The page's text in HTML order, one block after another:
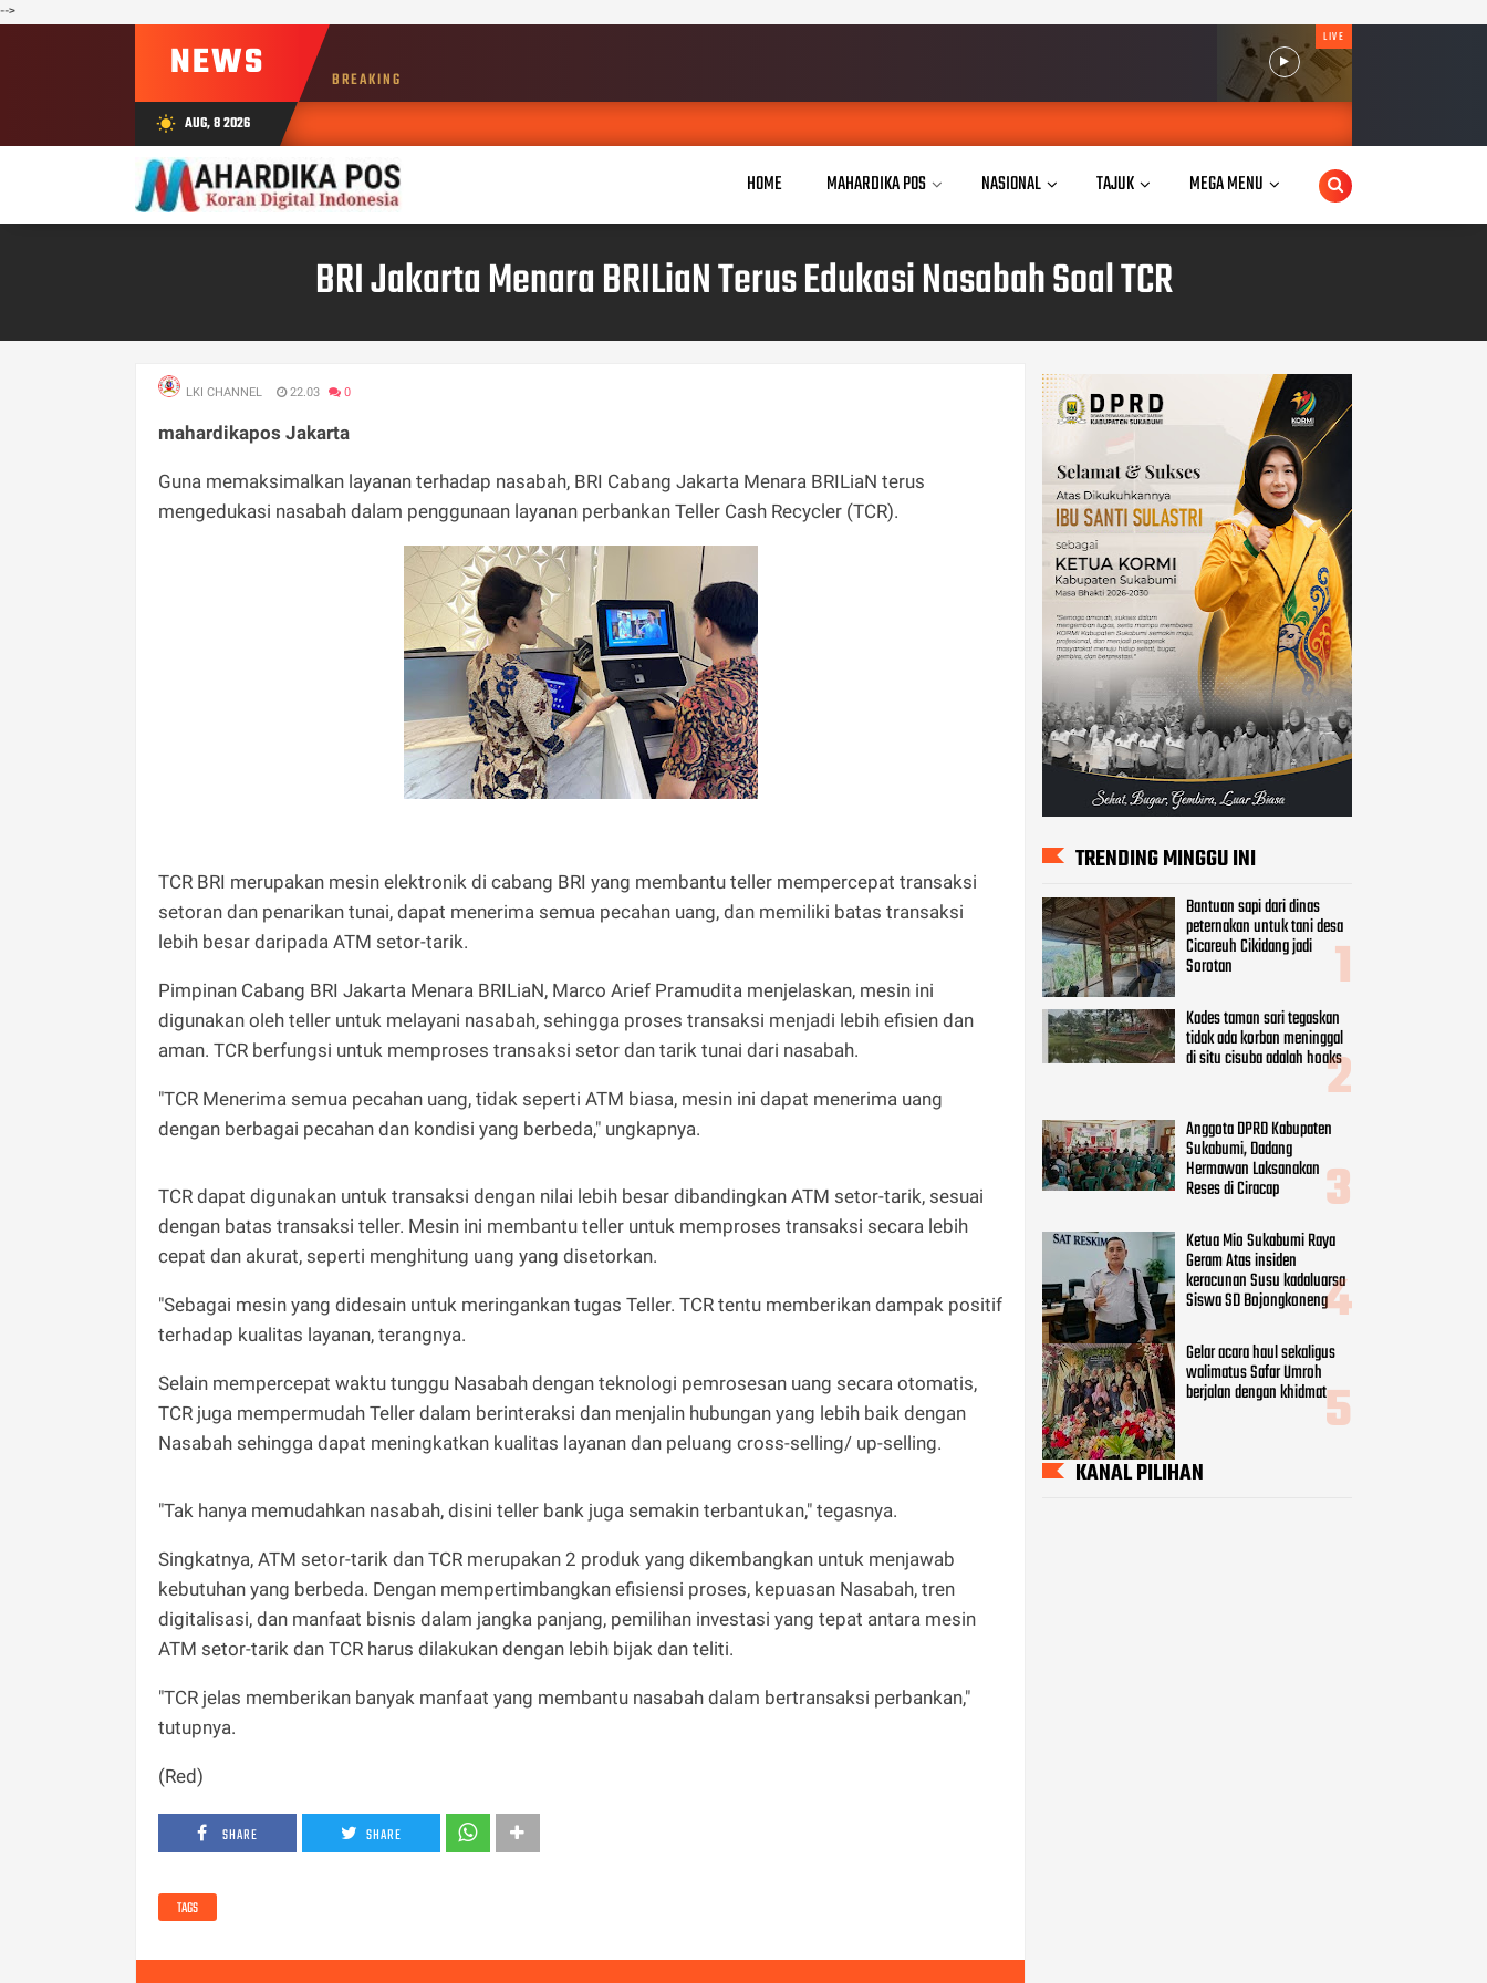
-->
NEWS BREAKING
LIVE
wb_sunny AUG, 8 2026
HOME MAHARDIKA POS NASIONAL TAJUK MEGA MENU
BRI Jakarta Menara BRILiaN Terus Edukasi Nasabah Soal TCR
LKI CHANNEL 22.03 0
mahardikapos Jakarta
Guna memaksimalkan layanan terhadap nasabah, BRI Cabang Jakarta Menara BRILiaN terus
mengedukasi nasabah dalam penggunaan layanan perbankan Teller Cash Recycler (TCR).
TCR BRI merupakan mesin elektronik di cabang BRI yang membantu teller mempercepat transaksi
setoran dan penarikan tunai, dapat menerima semua pecahan uang, dan memiliki batas transaksi
lebih besar daripada ATM setor-tarik.
Pimpinan Cabang BRI Jakarta Menara BRILiaN, Marco Arief Pramudita menjelaskan, mesin ini
digunakan oleh teller untuk melayani nasabah, sehingga proses transaksi menjadi lebih efisien dan
aman. TCR berfungsi untuk memproses transaksi setor dan tarik tunai dari nasabah.
"TCR Menerima semua pecahan uang, tidak seperti ATM biasa, mesin ini dapat menerima uang
dengan berbagai pecahan dan kondisi yang berbeda," ungkapnya.
TCR dapat digunakan untuk transaksi dengan nilai lebih besar dibandingkan ATM setor-tarik, sesuai
dengan batas transaksi teller. Mesin ini membantu teller untuk memproses transaksi secara lebih
cepat dan akurat, seperti menghitung uang yang disetorkan.
"Sebagai mesin yang didesain untuk meringankan tugas Teller. TCR tentu memberikan dampak positif
terhadap kualitas layanan, terangnya.
Selain mempercepat waktu tunggu Nasabah dengan teknologi pemrosesan uang secara otomatis,
TCR juga mempermudah Teller dalam berinteraksi dan menjalin hubungan yang lebih baik dengan
Nasabah sehingga dapat meningkatkan kualitas layanan dan peluang cross-selling/ up-selling.
"Tak hanya memudahkan nasabah, disini teller bank juga semakin terbantukan," tegasnya.
Singkatnya, ATM setor-tarik dan TCR merupakan 2 produk yang dikembangkan untuk menjawab
kebutuhan yang berbeda. Dengan mempertimbangkan efisiensi proses, kepuasan Nasabah, tren
digitalisasi, dan manfaat bisnis dalam jangka panjang, pemilihan investasi yang tepat antara mesin
ATM setor-tarik dan TCR harus dilakukan dengan lebih bijak dan teliti.
"TCR jelas memberikan banyak manfaat yang membantu nasabah dalam bertransaksi perbankan,"
tutupnya.
(Red)
SHARE SHARE
TAGS
TRENDING MINGGU INI
Bantuan sapi dari dinas
peternakan untuk tani desa
Cicareuh Cikidang jadi
Sorotan
Kades taman sari tegaskan
tidak ada korban meninggal
di situ cisuba adalah hoaks
Anggota DPRD Kabupaten
Sukabumi, Dadang
Hermawan Laksanakan
Reses di Ciracap
Ketua Mio Sukabumi Raya
Geram Atas insiden
keracunan Susu kadaluarsa
Siswa SD Bojongkoneng
Gelar acara haul sekaligus
walimatus Safar Umroh
berjalan dengan khidmat
KANAL PILIHAN